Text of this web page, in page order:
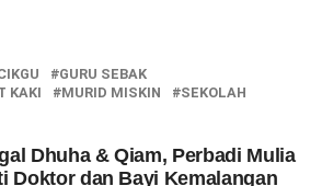
GURU SEBAK
KAKI
MURID MISKIN SEKOLAH
Dhuha & Qiam, Perbadi Mulia
Doktor dan Bayi Kemalangan